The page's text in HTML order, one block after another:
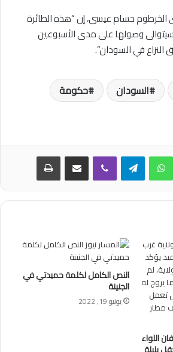
الخرطوم حسام عيسى، إن “هذه الطائرة
6 طائرات سيتوالى وصولها على مدى الأسبوعين
في السودان”.
السودان
حكومة
واتساب تيلقرام ڤايبر مشاركة عبر البريد طباعة
اللواء
النص الكامل لكلمة حميدتي في
الجنينة
يونيو 19, 2022